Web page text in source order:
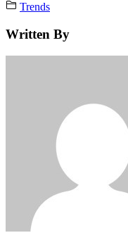
Trends
Written By